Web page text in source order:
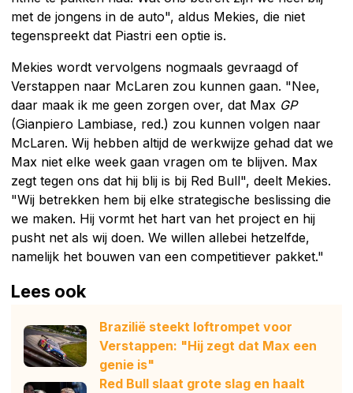
met de jongens in de auto", aldus Mekies, die niet
tegenspreekt dat Piastri een optie is.
Mekies wordt vervolgens nogmaals gevraagd of
Verstappen naar McLaren zou kunnen gaan. "Nee,
daar maak ik me geen zorgen over, dat Max GP
(Gianpiero Lambiase, red.) zou kunnen volgen naar
McLaren. Wij hebben altijd de werkwijze gehad dat we
Max niet elke week gaan vragen om te blijven. Max
zegt tegen ons dat hij blij is bij Red Bull", deelt Mekies.
"Wij betrekken hem bij elke strategische beslissing die
we maken. Hij vormt het hart van het project en hij
pusht net als wij doen. We willen allebei hetzelfde,
namelijk het bouwen van een competitiever pakket."
Lees ook
Brazilië steekt loftrompet voor
Verstappen: "Hij zegt dat Max een
genie is"
Red Bull slaat grote slag en haalt